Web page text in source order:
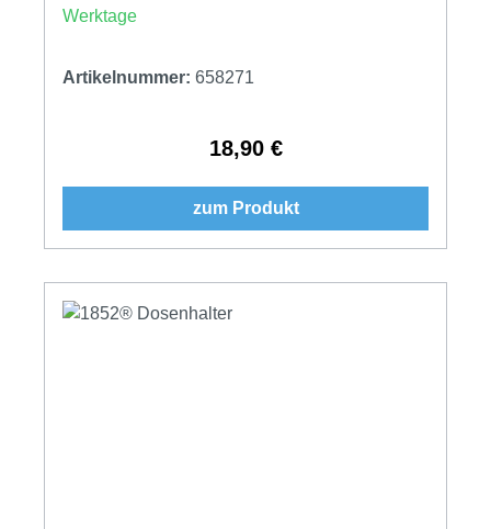
Werktage
Artikelnummer: 658271
Regulärer Preis:
18,90 €
zum Produkt